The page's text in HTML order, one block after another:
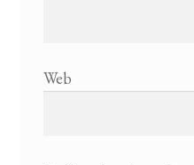
Web